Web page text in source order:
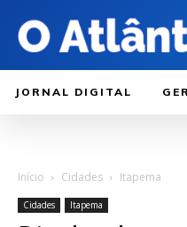
JORNAL DIGITAL
Início Cidades Itapema
Cidades Itapema